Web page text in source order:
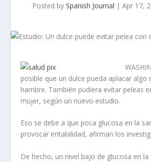
Posted by Spanish Journal | Apr 17,
posible que un dulce pueda aplacar algo
hambre. También pudiera evitar peleas
mujer, según un nuevo estudio.
Eso se debe a que poca glucosa en la
provocar irritabilidad, afirman los
De hecho, un nivel bajo de glucosa en la